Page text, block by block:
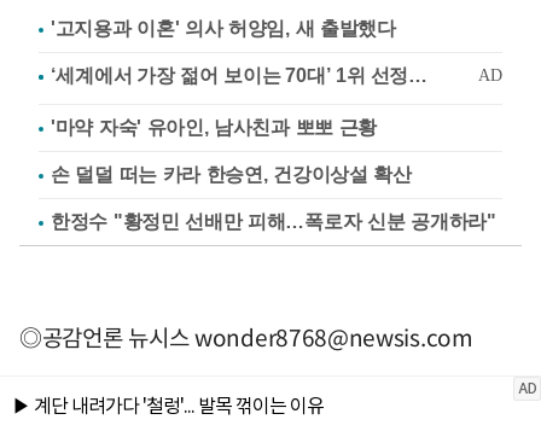
'고지용과 이혼' 의사 허양임, 새 출발했다
'마약 자숙' 유아인, 남사친과 뽀뽀 근황
손 덜덜 떠는 카라 한승연, 건강이상설 확산
한정수 "황정민 선배만 피해…폭로자 신분 공개하라"
◎공감언론 뉴시스wonder8768@newsis.com